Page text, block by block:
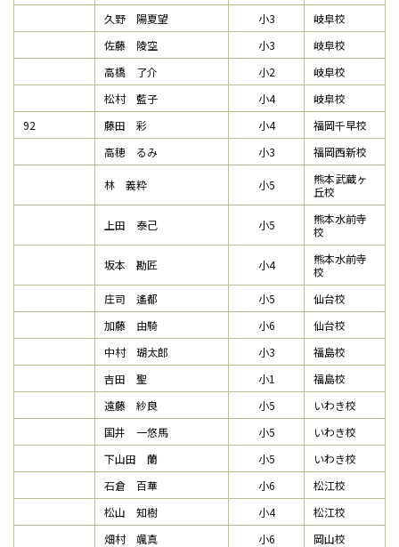
久野 陽夏望
小3
岐阜校
佐藤 陵空
小3
岐阜校
高橋 了介
小2
岐阜校
松村 藍子
小4
岐阜校
92
藤田 彩 小4
福岡千早校
高穂 るみ
小3 福岡西新校
林 義粋 小5
熊本武蔵ヶ
丘校
上田 泰己 小5
熊本水前寺
校
坂本 勘匠 小4
熊本水前寺
校
庄司 遙都
小5
仙台校
加藤 由騎
小6
仙台校
中村 瑚太郎
小3
福島校
吉田 聖
小1
福島校
遠藤 紗良
小5
いわき校
国井 一悠馬
小5
いわき校
下山田 蘭
小5
いわき校
石倉 百華
小6
松江校
松山 知樹
小4
松江校
畑村 颯真
小6
岡山校